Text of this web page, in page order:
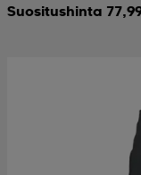
Suositushinta